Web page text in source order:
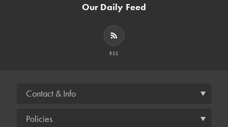
Our Daily Feed
RSS
Contact & Info
Policies